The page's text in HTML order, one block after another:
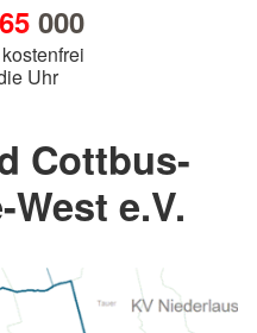
000
Uhr
Cottbus-
e.V.